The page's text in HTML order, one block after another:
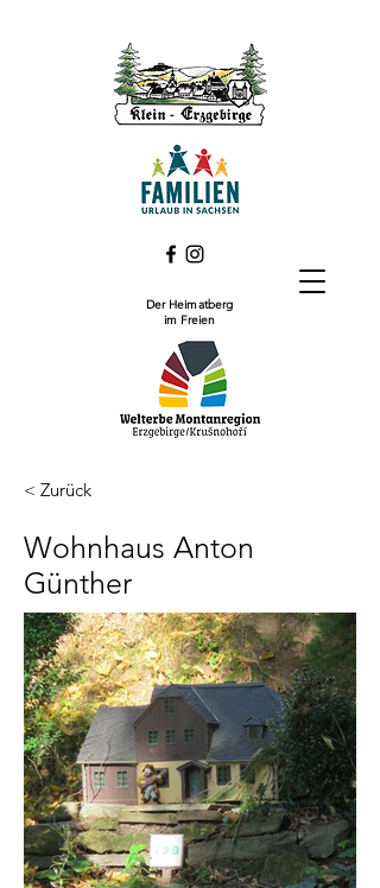
Der Heimatberg
im Freien
< Zurück
Wohnhaus Anton
Günther